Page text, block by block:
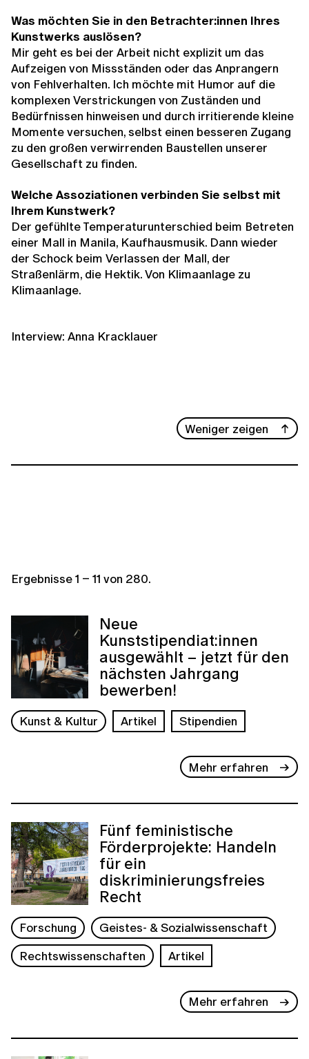
Was möchten Sie in den Betrachter:innen Ihres
Kunstwerks auslösen?
Mir geht es bei der Arbeit nicht explizit um das
Aufzeigen von Missständen oder das Anprangern
von Fehlverhalten. Ich möchte mit Humor auf die
komplexen Verstrickungen von Zuständen und
Bedürfnissen hinweisen und durch irritierende kleine
Momente versuchen, selbst einen besseren Zugang
zu den großen verwirrenden Baustellen unserer
Gesellschaft zu finden.
Welche Assoziationen verbinden Sie selbst mit
Ihrem Kunstwerk?
Der gefühlte Temperaturunterschied beim Betreten
einer Mall in Manila, Kaufhausmusik. Dann wieder
der Schock beim Verlassen der Mall, der
Straßenlärm, die Hektik. Von Klimaanlage zu
Klimaanlage.
Interview: Anna Kracklauer
Weniger zeigen
Ergebnisse1 – 11 von 280.
Neue
Kunststipendiat:innen
ausgewählt – jetzt für den
nächsten Jahrgang
bewerben!
Kunst & Kultur Artikel Stipendien
Mehr erfahren
Fünf feministische
Förderprojekte: Handeln
für ein
diskriminierungsfreies
Recht
Forschung
Geistes- & Sozialwissenschaft
Rechtswissenschaften
Artikel
Mehr erfahren